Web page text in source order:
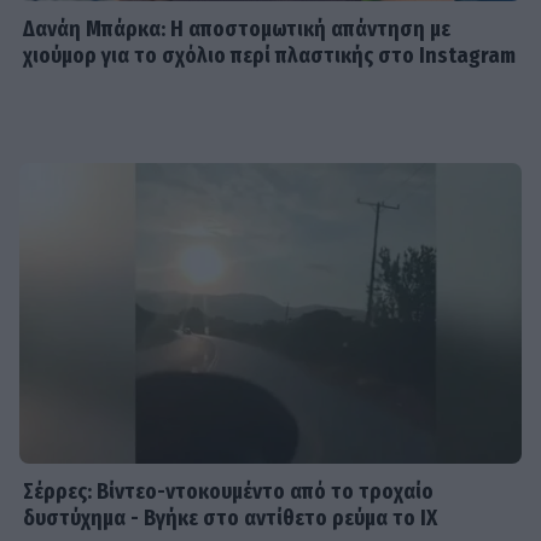
SHOWBIZ
δακρύων στα Φαλάσαρνα
Δανάη Μπάρκα: Η αποστομωτική απάντηση με
χιούμορ για το σχόλιο περί πλαστικής στο Instagram
Σέρρες: Βίντεο-ντοκουμέντο από το τροχαίο
δυστύχημα - Βγήκε στο αντίθετο ρεύμα το ΙΧ